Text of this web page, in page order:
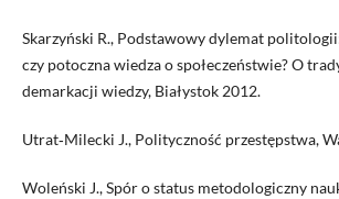
Skarzyński R., Podstawowy dylemat
czy potoczna wiedza o społeczeństwie? O
demarkacji wiedzy, Białystok 2012.
Utrat‑Milecki J., Polityczność przestępstwa,
Woleński J., Spór o status metodologiczny